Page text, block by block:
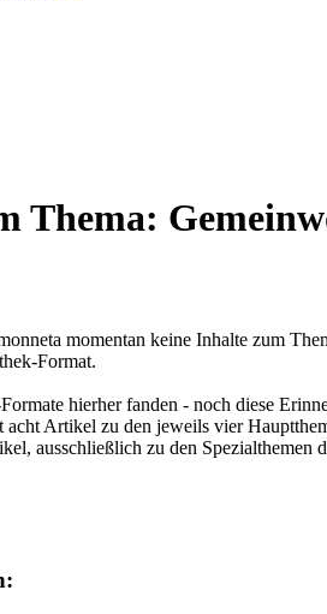
Thema:
momentan keine Inhalte zum
Format.
hierher fanden - noch diese
acht Artikel zu den jeweils vier
ausschließlich zu den Spezialthemen